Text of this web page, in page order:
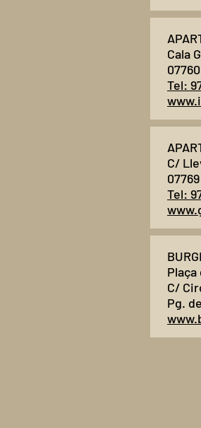
Cala
Tel:
C/
Tel:
C/
Pg.